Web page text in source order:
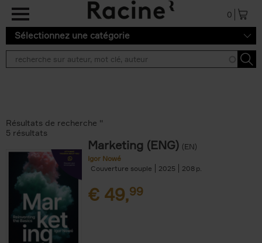
Aller au contenu principal
0
Sélectionnez une catégorie
Résultats de recherche ''
5 résultats
Marketing (ENG) (EN)
Igor Nowé
Couverture souple
2025 208
€ 49,99